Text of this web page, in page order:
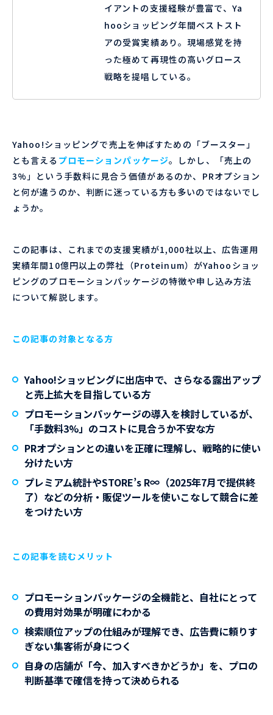
イアントの支援経験が豊富で、Ya
hooショッピング年間ベストスト
アの受賞実績あり。現場感覚を持
った極めて再現性の高いグロース
戦略を提唱している。
Yahoo!ショッピングで売上を伸ばすための「ブースター」
とも言える プロモーションパッケージ。しかし、「売上の
3%」という手数料に見合う価値があるのか、PRオプション
と何が違うのか、判断に迷っている方も多いのではないでし
ょうか。
この記事は、これまでの支援実績が1,000社以上、広告運用
実績年間10億円以上の弊社（Proteinum）がYahooショッ
ピングのプロモーションパッケージの特徴や申し込み方法
について解説します。
この記事の対象となる方
Yahoo!ショッピングに出店中で、 さらなる露出アップ
と売上拡大を目指している方
プロモーションパッケージの導入を検討しているが、
「手数料3%」のコストに見合うか不安な方
PRオプションとの違いを正確に理解し、戦略的に使い
分けたい方
プレミアム統計やSTORE’s R∞（2025年7月で提供終
了）などの分析・販促ツールを使いこなして競合に差
をつけたい方
この記事を読むメリット
プロモーションパッケージの全機能と、 自社にとって
の費用対効果が明確にわかる
検索順位アップの仕組みが理解でき、 広告費に頼りす
ぎない集客術が身につく
自身の店舗が「今、加入すべきかどうか」を、プロの
判断基準で確信を持って決められる